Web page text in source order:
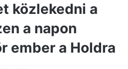
közlekedni a
a napon
ember a Holdra